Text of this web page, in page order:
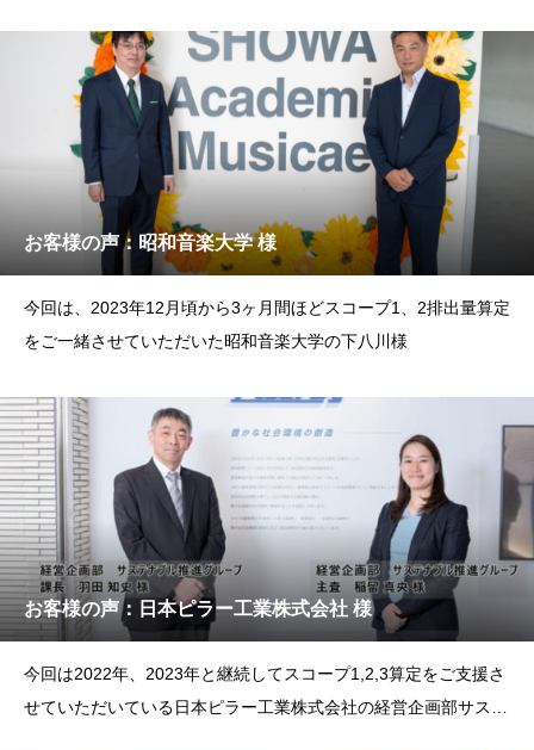
お客様の声：昭和音楽大学 様
今回は、2023年12月頃から3ヶ月間ほどスコープ1、2排出量算定
をご一緒させていただいた昭和音楽大学の下八川様
お客様の声：日本ピラー工業株式会社 様
今回は2022年、2023年と継続してスコープ1,2,3算定をご支援さ
せていただいている日本ピラー工業株式会社の経営企画部サステ